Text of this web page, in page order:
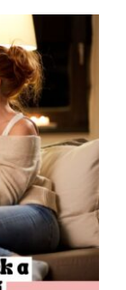
otthoni